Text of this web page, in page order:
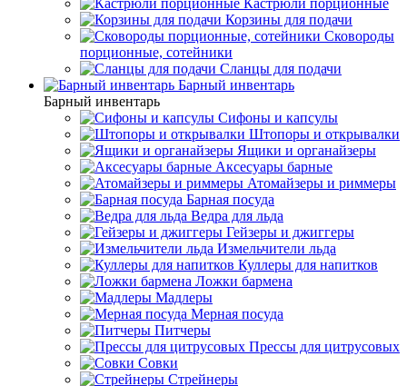
Корзины для подачи
Сковороды
порционные, сотейники
Сланцы для подачи
Барный инвентарь
Барный инвентарь
Сифоны и капсулы
Штопоры и открывалки
Ящики и органайзеры
Аксесуары барные
Атомайзеры и риммеры
Барная посуда
Ведра для льда
Гейзеры и джиггеры
Измельчители льда
Куллеры для напитков
Ложки бармена
Мадлеры
Мерная посуда
Питчеры
Прессы для цитрусовых
Совки
Стрейнеры